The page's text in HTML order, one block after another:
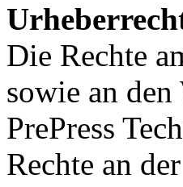
Die Rechte
sowie an
PrePress
Rechte an